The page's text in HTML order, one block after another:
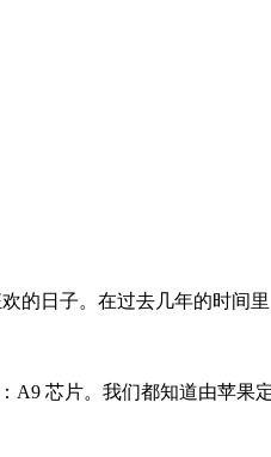
日子。在过去几年的时间里
芯片。我们都知道由苹果